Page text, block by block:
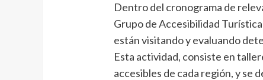
Dentro del cronograma de
Grupo de Accesibilidad
están visitando y evaluando
Esta actividad, consiste en
accesibles de cada región, y se